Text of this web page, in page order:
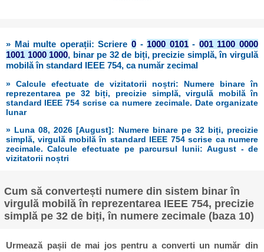
» Mai multe operații: Scriere 0- 1000 0101- 001 1100 0000
1001 1000 1000, binar pe 32 de biți, precizie simplă, în virgulă
mobilă în standard IEEE 754, ca număr zecimal
» Calcule efectuate de vizitatorii noștri: Numere binare în
reprezentarea pe 32 biți, precizie simplă, virgulă mobilă în
standard IEEE 754 scrise ca numere zecimale. Date organizate
lunar
» Luna 08, 2026 [August]: Numere binare pe 32 biți, precizie
simplă, virgulă mobilă în standard IEEE 754 scrise ca numere
zecimale. Calcule efectuate pe parcursul lunii: August - de
vizitatorii noștri
Cum să convertești numere din sistem binar în
virgulă mobilă în reprezentarea IEEE 754, precizie
simplă pe 32 de biți, în numere zecimale (baza 10)
Urmează pașii de mai jos pentru a converti un număr din